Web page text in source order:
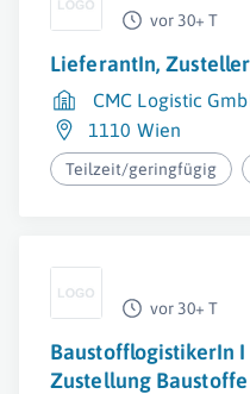
vor 30+ T
LieferantIn,
CMC Logistic
1110 Wien
Teilzeit/geringfügig
vor 30+ T
BaustofflogistikerIn
Zustellung Baustoffe